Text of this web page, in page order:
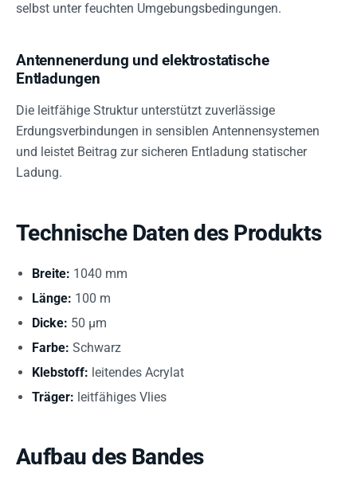
selbst unter feuchten Umgebungsbedingungen.
Antennenerdung und elektrostatische
Entladungen
Die leitfähige Struktur unterstützt zuverlässige
Erdungsverbindungen in sensiblen Antennensystemen
und leistet Beitrag zur sicheren Entladung statischer
Ladung.
Technische Daten des Produkts
Breite: 1040 mm
Länge: 100 m
Dicke: 50 µm
Farbe: Schwarz
Klebstoff: leitendes Acrylat
Träger: leitfähiges Vlies
Aufbau des Bandes